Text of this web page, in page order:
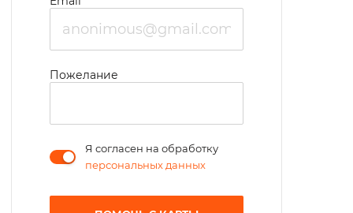
Пожелание
Я согласен на обработку
персональных данных